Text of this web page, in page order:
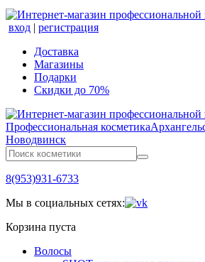
вход | регистрация
Доставка
Магазины
Подарки
Скидки до 70%
Профессиональная косметика
Новодвинск
8(953)931-6733
Мы в социальных сетях:
Корзина пуста
Волосы